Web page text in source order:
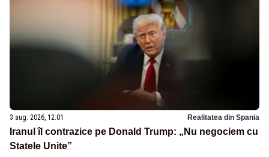
3 aug. 2026, 12:01 Realitatea din Spania
Iranul îl contrazice pe Donald Trump: „Nu negociem cu
Statele Unite”